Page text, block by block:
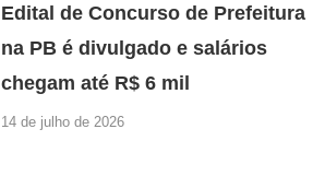
Edital de Concurso de Prefeitura
na PB é divulgado e salários
chegam até R$ 6 mil
14 de julho de 2026